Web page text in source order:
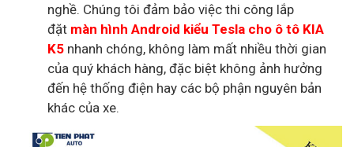
nghề. Chúng tôi đảm bảo việc thi công lắp
đặt màn hình Android kiểu Tesla cho ô tô KIA
K5 nhanh chóng, không làm mất nhiều thời gian
của quý khách hàng, đặc biệt không ảnh hưởng
đến hệ thống điện hay các bộ phận nguyên bản
khác của xe.